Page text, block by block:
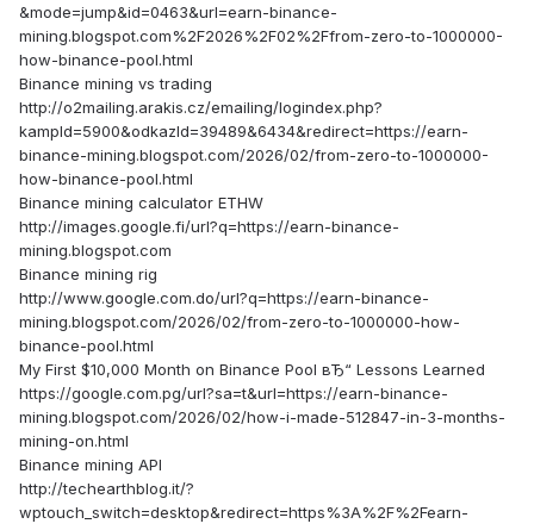
&mode=jump&id=0463&url=earn-binance-
mining.blogspot.com%2F2026%2F02%2Ffrom-zero-to-1000000-
how-binance-pool.html
Binance mining vs trading
http://o2mailing.arakis.cz/emailing/logindex.php?
kampId=5900&odkazId=39489&6434&redirect=https://earn-
binance-mining.blogspot.com/2026/02/from-zero-to-1000000-
how-binance-pool.html
Binance mining calculator ETHW
http://images.google.fi/url?q=https://earn-binance-
mining.blogspot.com
Binance mining rig
http://www.google.com.do/url?q=https://earn-binance-
mining.blogspot.com/2026/02/from-zero-to-1000000-how-
binance-pool.html
My First $10,000 Month on Binance Pool вЂ“ Lessons Learned
https://google.com.pg/url?sa=t&url=https://earn-binance-
mining.blogspot.com/2026/02/how-i-made-512847-in-3-months-
mining-on.html
Binance mining API
http://techearthblog.it/?
wptouch_switch=desktop&redirect=https%3A%2F%2Fearn-